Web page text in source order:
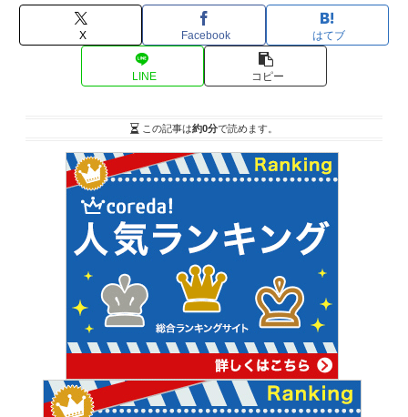
X Facebook はてブ
LINE コピー
この記事は約0分で読めます。